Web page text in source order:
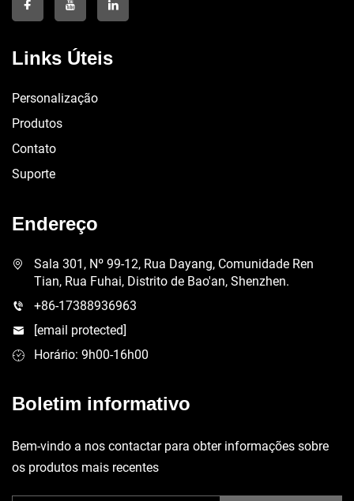
Links Úteis
Personalização
Produtos
Contato
Suporte
Endereço
Sala 301, Nº 99-12, Rua Dayang, Comunidade Ren
Tian, Rua Fuhai, Distrito de Bao'an, Shenzhen.
+86-17388936963
[email protected]
Horário: 9h00-16h00
Boletim informativo
Bem-vindo a nos contactar para obter informações sobre
os produtos mais recentes